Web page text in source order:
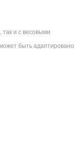
и с весовыми
быть адаптировано